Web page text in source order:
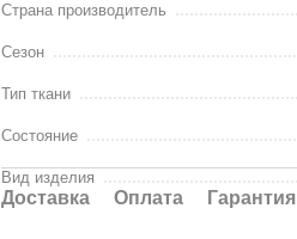
Страна производитель
Сезон
Тип ткани
Состояние
Вид изделия
Доставка Оплата Гарантия